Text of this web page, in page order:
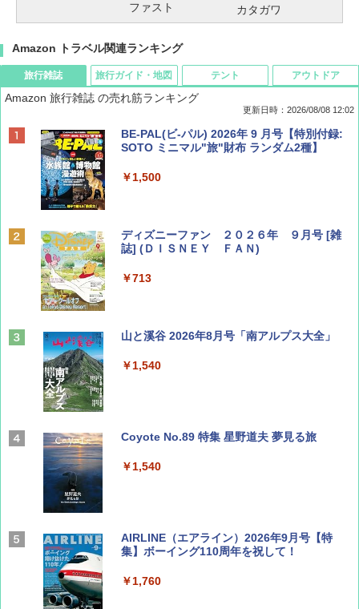
ファスト
カタガワ
Amazon トラベル関連ランキング
旅行雑誌
Amazon 旅行雑誌 の売れ筋ランキング
更新日時：2026/08/08 12:02
BE-PAL(ビ-パル) 2026年 9 月号【特別付録:
SOTO ミニマル"旅"財布 ランダム2種】
￥1,500
ディズニーファン ２０２６年 ９月号 [雑
誌] (ＤＩＳＮＥＹ ＦＡＮ)
￥713
山と溪谷 2026年8月号「南アルプス大全」
￥1,540
Coyote No.89 特集 星野道夫 夢見る旅
￥1,540
AIRLINE（エアライン）2026年9月号【特
集】ボーイング110周年を祝して！
￥1,760
旅行ガイド・地図 テント アウトドア